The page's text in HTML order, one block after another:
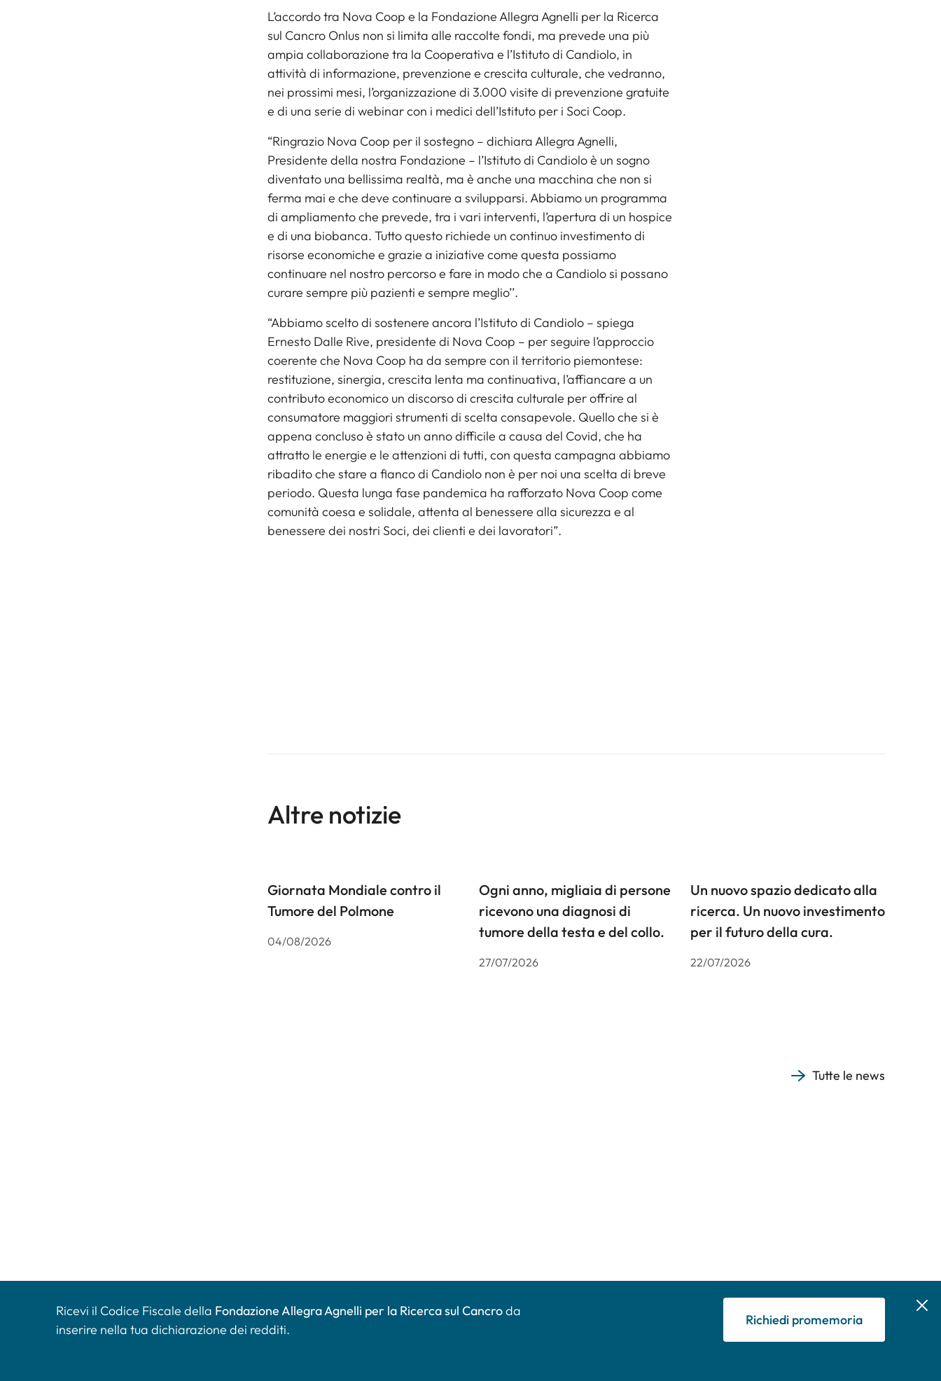
L’accordo tra Nova Coop e la Fondazione Allegra Agnelli per la Ricerca
sul Cancro Onlus non si limita alle raccolte fondi, ma prevede una più
ampia collaborazione tra la Cooperativa e l’Istituto di Candiolo, in
attività di informazione, prevenzione e crescita culturale, che vedranno,
nei prossimi mesi, l’organizzazione di 3.000 visite di prevenzione gratuite
e di una serie di webinar con i medici dell’Istituto per i Soci Coop.
“Ringrazio Nova Coop per il sostegno – dichiara Allegra Agnelli,
Presidente della nostra Fondazione – l’Istituto di Candiolo è un sogno
diventato una bellissima realtà, ma è anche una macchina che non si
ferma mai e che deve continuare a svilupparsi. Abbiamo un programma
di ampliamento che prevede, tra i vari interventi, l’apertura di un hospice
e di una biobanca. Tutto questo richiede un continuo investimento di
risorse economiche e grazie a iniziative come questa possiamo
continuare nel nostro percorso e fare in modo che a Candiolo si possano
curare sempre più pazienti e sempre meglio’’.
“Abbiamo scelto di sostenere ancora l’Istituto di Candiolo – spiega
Ernesto Dalle Rive, presidente di Nova Coop – per seguire l’approccio
coerente che Nova Coop ha da sempre con il territorio piemontese:
restituzione, sinergia, crescita lenta ma continuativa, l’affiancare a un
contributo economico un discorso di crescita culturale per offrire al
consumatore maggiori strumenti di scelta consapevole. Quello che si è
appena concluso è stato un anno difficile a causa del Covid, che ha
attratto le energie e le attenzioni di tutti, con questa campagna abbiamo
ribadito che stare a fianco di Candiolo non è per noi una scelta di breve
periodo. Questa lunga fase pandemica ha rafforzato Nova Coop come
comunità coesa e solidale, attenta al benessere alla sicurezza e al
benessere dei nostri Soci, dei clienti e dei lavoratori”.
Altre notizie
Giornata Mondiale contro il
Tumore del Polmone
04/08/2026
Ogni anno, migliaia di persone
ricevono una diagnosi di
tumore della testa e del collo.
27/07/2026
Un nuovo spazio dedicato alla
ricerca. Un nuovo investimento
per il futuro della cura.
22/07/2026
Tutte le news
Ricevi il Codice Fiscale della Fondazione Allegra Agnelli per la Ricerca sul Cancroda
inserire nella tua dichiarazione dei redditi.
Richiedi promemoria